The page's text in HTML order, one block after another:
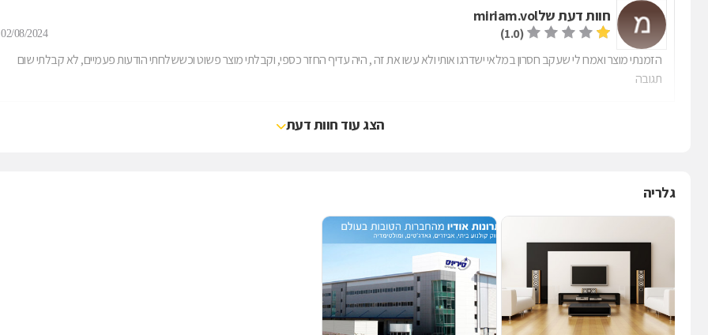
חוות דעת שלmiriam.vol
(1.0)
02/08/2024
הזמנתי מוצר ואמרו לי שעקב חסרון במלאי ישדרגו אותי ולא עשו את זה , היה עדיף החזר כספי, וקבלתי מוצר פשוט וכששלחתי הודעות פעמיים, לא קבלתי שום
תגובה
הצג עוד חוות דעת
גלריה